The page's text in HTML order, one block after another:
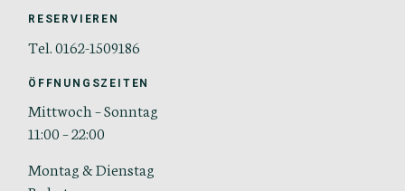
RESERVIEREN
Tel. 0162-1509186
ÖFFNUNGSZEITEN
Mittwoch – Sonntag
11:00 – 22:00
Montag & Dienstag